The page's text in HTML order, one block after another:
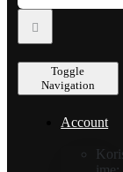
Toggle
Navigation
Account